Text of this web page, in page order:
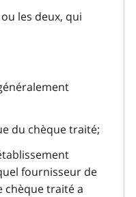
les deux, qui
du chèque traité;
fournisseur de
chèque traité a